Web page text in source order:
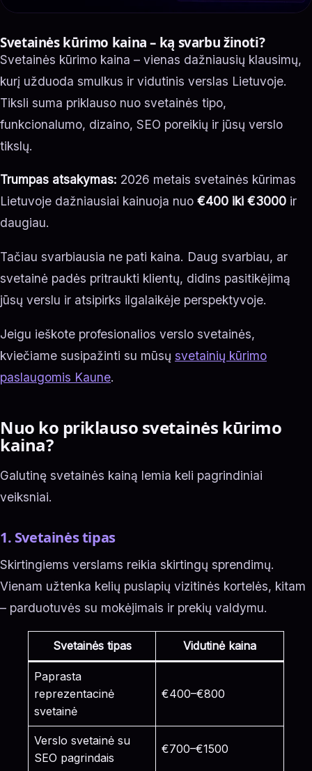
Svetainės kūrimo kaina – ką svarbu žinoti?
Svetainės kūrimo kaina – vienas dažniausių klausimų,
kurį užduoda smulkus ir vidutinis verslas Lietuvoje.
Tiksli suma priklauso nuo svetainės tipo,
funkcionalumo, dizaino, SEO poreikių ir jūsų verslo
tikslų.
Trumpas atsakymas: 2026 metais svetainės kūrimas
Lietuvoje dažniausiai kainuoja nuo €400 iki €3000 ir
daugiau.
Tačiau svarbiausia ne pati kaina. Daug svarbiau, ar
svetainė padės pritraukti klientų, didins pasitikėjimą
jūsų verslu ir atsipirks ilgalaikėje perspektyvoje.
Jeigu ieškote profesionalios verslo svetainės,
kviečiame susipažinti su mūsų svetainių kūrimo
paslaugomis Kaune.
Nuo ko priklauso svetainės kūrimo
kaina?
Galutinę svetainės kainą lemia keli pagrindiniai
veiksniai.
1. Svetainės tipas
Skirtingiems verslams reikia skirtingų sprendimų.
Vienam užtenka kelių puslapių vizitinės kortelės, kitam
– parduotuvės su mokėjimais ir prekių valdymu.
Svetainės tipas Vidutinė kaina
Paprasta
reprezentacinė
svetainė
€400–€800
Verslo svetainė su
SEO pagrindais
€700–€1500